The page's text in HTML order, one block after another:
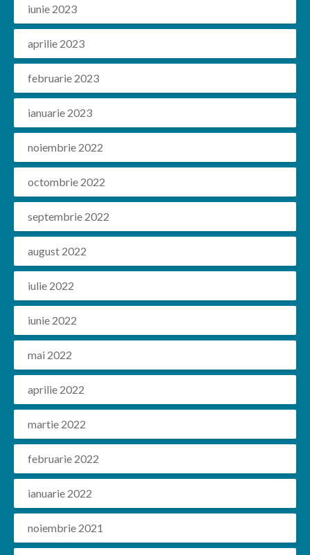
iunie 2023
aprilie 2023
februarie 2023
ianuarie 2023
noiembrie 2022
octombrie 2022
septembrie 2022
august 2022
iulie 2022
iunie 2022
mai 2022
aprilie 2022
martie 2022
februarie 2022
ianuarie 2022
noiembrie 2021